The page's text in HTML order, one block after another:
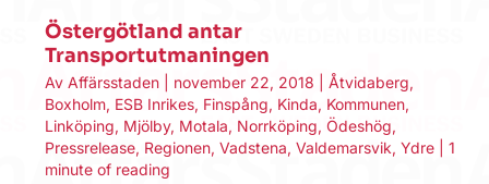
Östergötland antar
Transportutmaningen
Av Affärsstaden november 22, 2018 Åtvidaberg,
Boxholm, ESB Inrikes, Finspång, Kinda, Kommunen,
Linköping, Mjölby, Motala, Norrköping, Ödeshög,
Pressrelease, Regionen, Vadstena, Valdemarsvik, Ydre
1
minute of reading